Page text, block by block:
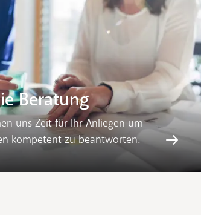
Beratung
uns Zeit für Ihr Anliegen um
kompetent zu beantworten.